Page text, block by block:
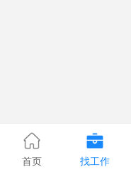
首页 找工作